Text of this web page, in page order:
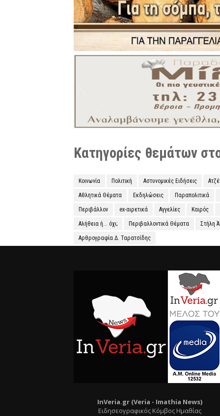
Κατηγορίες θεμάτων
Κοινωνία Πολιτική Αστυνομικές Ειδήσεις
Αθλητικά Θέματα Εκδηλώσεις Παραπολιτικά
Περιβάλλον ex-αιρετικά Αγγελίες Καιρός
Αλήθεια ή... όχι; Περιβαλλοντικά Θέματα Στήλη
Αρθρογραφία Δ. Ταρατσίδης
InVeria.gr (Veria - Ιmathia News)
Ειδησεογραφικός Κόμβος Ημαθίας